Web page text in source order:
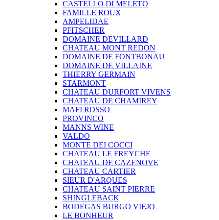
CASTELLO DI MELETO
FAMILLE ROUX
AMPELIDAE
PFITSCHER
DOMAINE DEVILLARD
CHATEAU MONT REDON
DOMAINE DE FONTBONAU
DOMAINE DE VILLAINE
THIERRY GERMAIN
STARMONT
CHATEAU DURFORT VIVENS
CHATEAU DE CHAMIREY
MAFI ROSSO
PROVINCO
MANNS WINE
VALDO
MONTE DEI COCCI
CHATEAU LE FREYCHE
CHATEAU DE CAZENOVE
CHATEAU CARTIER
SIEUR D'ARQUES
CHATEAU SAINT PIERRE
SHINGLEBACK
BODEGAS BURGO VIEJO
LE BONHEUR